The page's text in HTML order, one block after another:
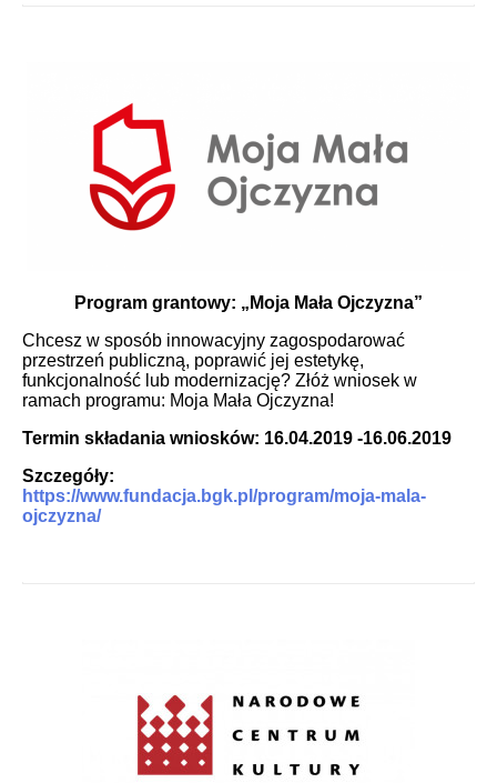
Program grantowy: „Moja Mała Ojczyzna”
Chcesz w sposób innowacyjny zagospodarować
przestrzeń publiczną, poprawić jej estetykę,
funkcjonalność lub modernizację? Złóż wniosek w
ramach programu: Moja Mała Ojczyzna!
Termin składania wniosków: 16.04.2019 -16.06.2019
Szczegóły:
https://www.fundacja.bgk.pl/program/moja-mala-
ojczyzna/